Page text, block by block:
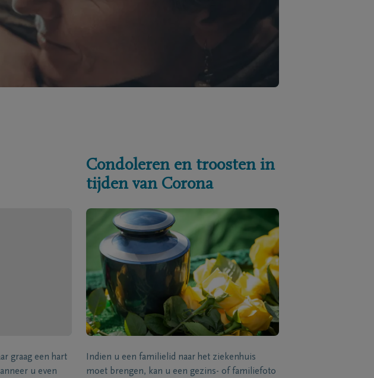
graag een hart
u even
Condoleren en troosten in
tijden van Corona
Indien u een familielid naar het ziekenhuis
moet brengen, kan u een gezins- of familiefoto